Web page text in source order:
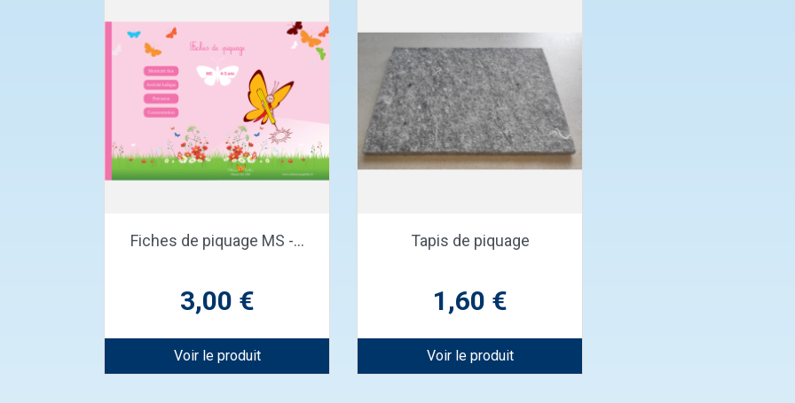
Aperçu rapide
Fiches de piquage MS -...
Prix
3,00 €
Voir le produit
Aperçu rapide
Tapis de piquage
Prix
1,60 €
Voir le produit